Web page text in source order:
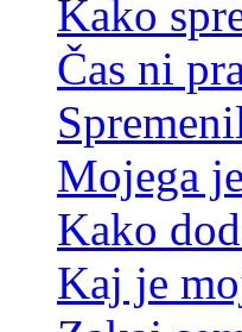
Kako
Čas ni
Mojega
Kako
Kaj je